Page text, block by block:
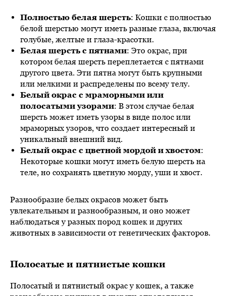
Полностью белая шерсть: Кошки с полностью
белой шерстью могут иметь разные глаза, включая
голубые, желтые и глаза-красотки.
Белая шерсть с пятнами: Это окрас, при
котором белая шерсть переплетается с пятнами
другого цвета. Эти пятна могут быть крупными
или мелкими и распределены по всему телу.
Белый окрас с мраморными или
полосатыми узорами: В этом случае белая
шерсть может иметь узоры в виде полос или
мраморных узоров, что создает интересный и
уникальный внешний вид.
Белый окрас с цветной мордой и хвостом:
Некоторые кошки могут иметь белую шерсть на
теле, но сохранять цветную морду, уши и хвост.
Разнообразие белых окрасов может быть
увлекательным и разнообразным, и оно может
наблюдаться у разных пород кошек и других
животных в зависимости от генетических факторов.
Полосатые и пятнистые кошки
Полосатый и пятнистый окрас у кошек, а также